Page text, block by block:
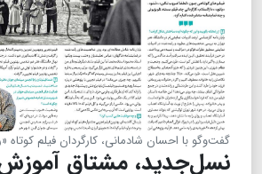
گفت‌وگو با احسان شادمانی، کارگردان فیلم کوتاه
نسل‌جدید، مشتاق